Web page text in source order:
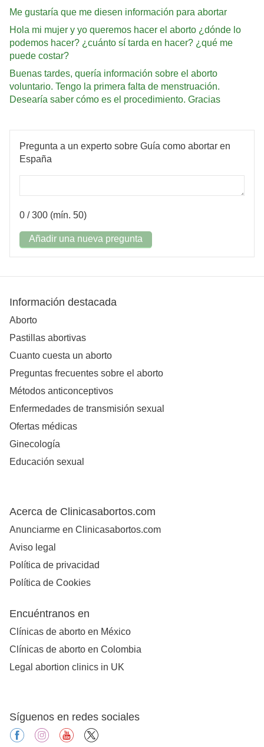
Me gustaría que me diesen información para abortar
Hola mi mujer y yo queremos hacer el aborto ¿dónde lo
podemos hacer? ¿cuánto sí tarda en hacer? ¿qué me
puede costar?
Buenas tardes, quería información sobre el aborto
voluntario. Tengo la primera falta de menstruación.
Desearía saber cómo es el procedimiento. Gracias
Pregunta a un experto sobre Guía como abortar en
España
0 / 300 (mín. 50)
Añadir una nueva pregunta
Información destacada
Aborto
Pastillas abortivas
Cuanto cuesta un aborto
Preguntas frecuentes sobre el aborto
Métodos anticonceptivos
Enfermedades de transmisión sexual
Ofertas médicas
Ginecología
Educación sexual
Acerca de Clinicasabortos.com
Anunciarme en Clinicasabortos.com
Aviso legal
Política de privacidad
Política de Cookies
Encuéntranos en
Clínicas de aborto en México
Clínicas de aborto en Colombia
Legal abortion clinics in UK
Síguenos en redes sociales
facebookinstagramyoutube